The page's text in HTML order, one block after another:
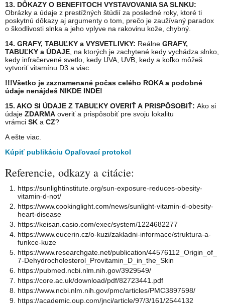
13. DÔKAZY O BENEFITOCH VYSTAVOVANIA SA SLNKU:
Obrázky a údaje z prestížných štúdií za posledné roky, ktoré ti
poskytnú dôkazy aj argumenty o tom, prečo je zaužívaný paradox
o škodlivosti slnka a jeho vplyve na rakovinu kože, chybný.
14. GRAFY, TABUĽKY a VYSVETLIVKY: Reálne GRAFY,
TABUĽKY a ÚDAJE , na ktorých je zachytené kedy vychádza slnko,
kedy infračervené svetlo, kedy UVA, UVB, kedy a koľko môžeš
vytvoriť vitamínu D3 a viac.
!!!Všetko je zaznamenané počas celého ROKA a podobné
údaje nenájdeš NIKDE INDE!
15. AKO SI ÚDAJE Z TABUĽKY OVERIŤ A PRISPÔSOBIŤ: Ako si
údaje ZDARMA overiť a prispôsobiť pre svoju lokalitu
vrámci SK a CZ?
A ešte viac.
Kúpiť publikáciu Opaľovací protokol
Referencie, odkazy a citácie:
https://sunlightinstitute.org/sun-exposure-reduces-obesity-
vitamin-d-not/
https://www.cookinglight.com/news/sunlight-vitamin-d-obesity-
heart-disease
https://keisan.casio.com/exec/system/1224682277
https://www.eucerin.cz/o-kuzi/zakladni-informace/struktura-a-
funkce-kuze
https://www.researchgate.net/publication/44576112_Origin_of_
7-Dehydrocholesterol_Provitamin_D_in_the_Skin
https://pubmed.ncbi.nlm.nih.gov/3929549/
https://core.ac.uk/download/pdf/82723441.pdf
https://www.ncbi.nlm.nih.gov/pmc/articles/PMC3897598/
https://academic.oup.com/jnci/article/97/3/161/2544132